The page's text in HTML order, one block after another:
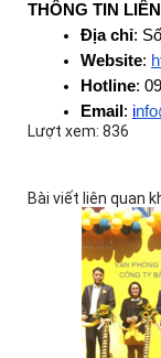
THÔNG TIN
Địa chỉ:
Website:
Hotline:
Email : i
Lượt xem: 836
Bài viết liên quan